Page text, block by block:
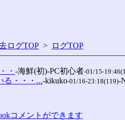
ログTOP > ログTOP
・ -海鮮(初)-PC初心者-01/15-
る・・・...-kikuko-01/16-23:18(119)-
コメントができます